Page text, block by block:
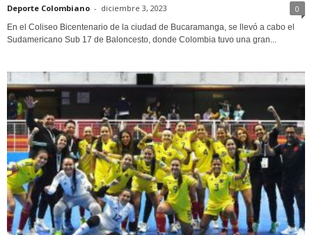
Deporte Colombiano - diciembre 3, 2023 0
En el Coliseo Bicentenario de la ciudad de Bucaramanga, se llevó a cabo el
Sudamericano Sub 17 de Baloncesto, donde Colombia tuvo una gran...